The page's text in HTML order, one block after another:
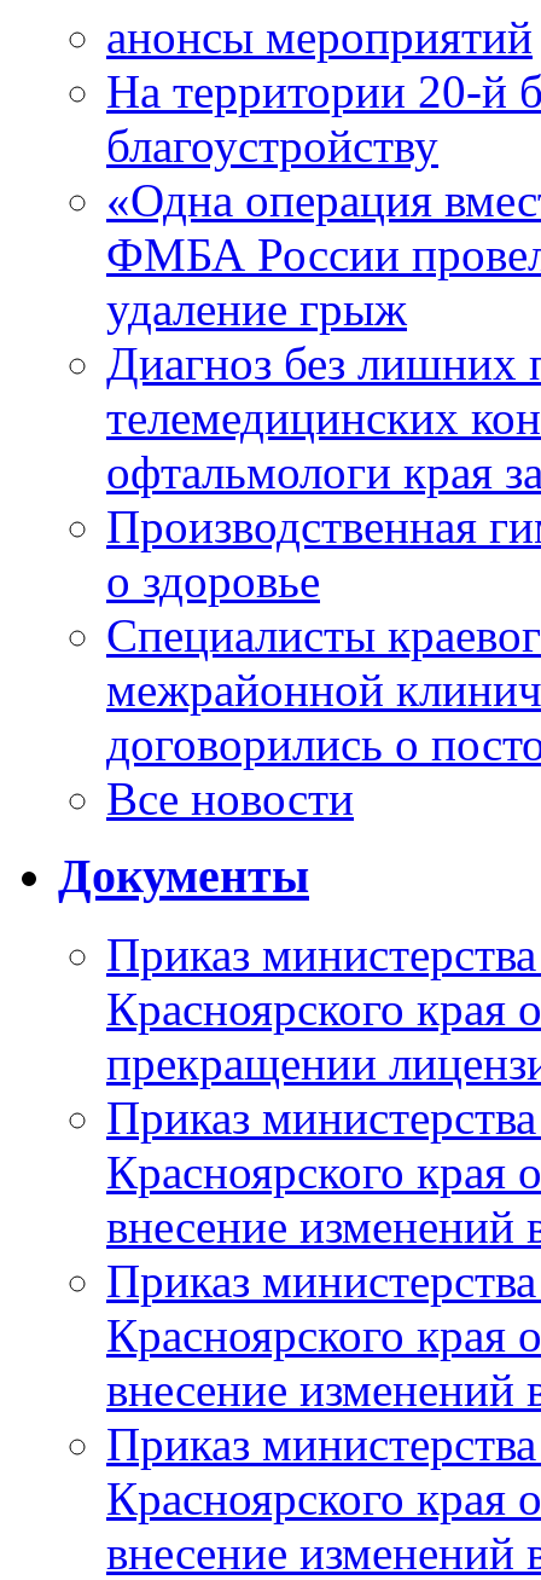
анонсы мероприятий
На территории 20-й
благоустройству
«Одна операция
ФМБА России
удаление грыж
Диагноз без лишних
телемедицинских
офтальмологи края
Производственная
о здоровье
Специалисты
межрайонной
договорились о
Все новости
Документы
Приказ
Красноярского
прекращении
Приказ
Красноярского
внесение изменений
Приказ
Красноярского
внесение изменений
Приказ
Красноярского
внесение изменений